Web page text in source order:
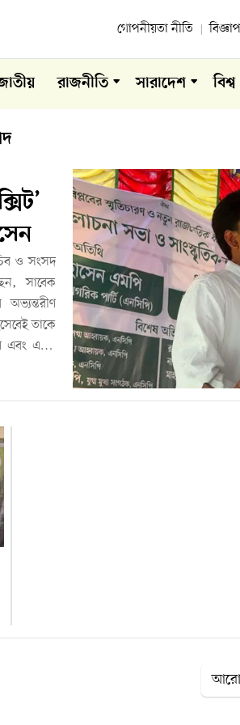
গোপনীয়তা নীতি
রাজনীতি সারাদেশ বিশ্ব
ও সংসদ
সাবেক
অভ্যন্তরীণ
তাকে
এবং এখন
আখতার
কমান্ড
ভূমিকা
সহযোগী
আরও
বিভিন্ন
বিষয়ে
বিষয়ে